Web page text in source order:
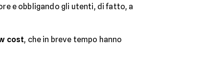
e obbligando gli utenti, di fatto, a
cost, che in breve tempo hanno